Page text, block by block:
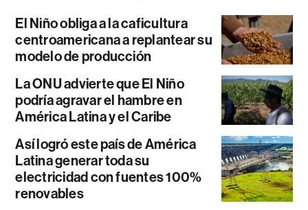
El Niño obliga a la caficultura
centroamericana a replantear su
modelo de producción
La ONU advierte que El Niño
podría agravar el hambre en
América Latina y el Caribe
Así logró este país de América
Latina generar toda su
electricidad con fuentes 100%
renovables